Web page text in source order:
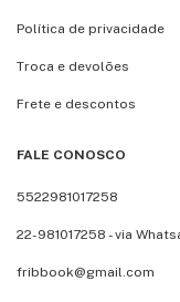
Política de privacidade
Troca e devolões
Frete e descontos
FALE CONOSCO
5522981017258
22-981017258 - via
fribbook@gmail.com